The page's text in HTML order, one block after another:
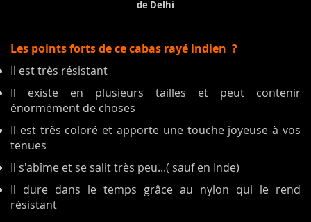
de Delhi
Les points forts de ce cabas rayé indien ?
Il est très résistant
Il existe en plusieurs tailles et peut contenir
énormément de choses
Il est très coloré et apporte une touche joyeuse à vos
tenues
Il s'abîme et se salit très peu...( sauf en Inde)
Il dure dans le temps grâce au nylon qui le rend
résistant